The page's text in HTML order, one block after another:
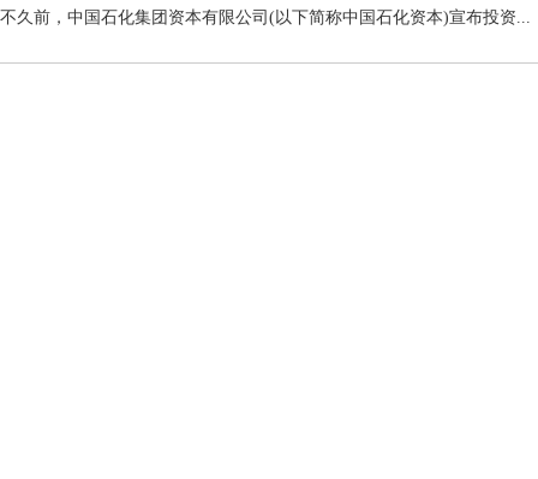
不久前，中国石化集团资本有限公司(以下简称中国石化资本)宣布投资...